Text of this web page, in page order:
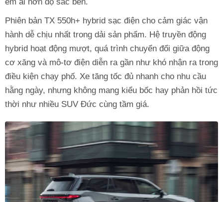
Phiên bản TX 550h+ hybrid sạc điện cho cảm giác vận
hành dễ chịu nhất trong dải sản phẩm. Hệ truyền động
hybrid hoạt động mượt, quá trình chuyển đổi giữa động
cơ xăng và mô-tơ điện diễn ra gần như khó nhận ra trong
điều kiện chạy phố. Xe tăng tốc đủ nhanh cho nhu cầu
hằng ngày, nhưng không mang kiểu bốc hay phản hồi tức
thời như nhiều SUV Đức cùng tầm giá.